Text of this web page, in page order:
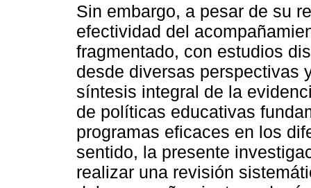
Sin embargo, a pesar de su
efectividad del
fragmentado, con estudios
desde diversas perspectivas
síntesis integral de la
de políticas educativas
programas eficaces en los
sentido, la presente
realizar una revisión